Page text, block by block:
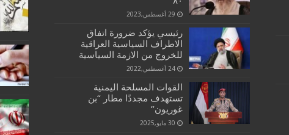
29 أغسطس,2023
رئيسي يؤكد ضرورة اتفاق
الاطراف السياسية العراقية
للخروج من الازمة السياسية
24 أغسطس,2022
القوات المسلحة اليمنية
تستهدف مجددًا مطار “بن
غوريون”
30 مايو,2025